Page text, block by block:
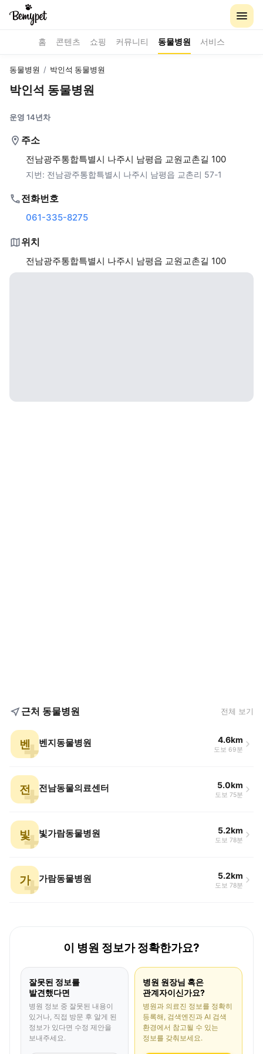
홈 콘텐츠 쇼핑 커뮤니티 동물병원 서비스
동물병원 / 박인석 동물병원
박인석 동물병원
운영 14년차
주소
전남광주통합특별시 나주시 남평읍 교원교촌길 100
지번: 전남광주통합특별시 나주시 남평읍 교촌리 57-1
전화번호
061-335-8275
위치
전남광주통합특별시 나주시 남평읍 교원교촌길 100
근처 동물병원 전체 보기
벤 벤지동물병원 4.6km
도보 69분
전 전남동물의료센터 5.0km
도보 75분
빛 빛가람동물병원 5.2km
도보 78분
가 가람동물병원 5.2km
도보 78분
이 병원 정보가 정확한가요?
잘못된 정보를
발견했다면
병원 정보 중 잘못된 내용이
있거나, 직접 방문 후 알게 된
정보가 있다면 수정 제안을
보내주세요.
병원 원장님 혹은
관계자이신가요?
병원과 의료진 정보를 정확히
등록해, 검색엔진과 AI 검색
환경에서 참고될 수 있는
정보를 갖춰보세요.